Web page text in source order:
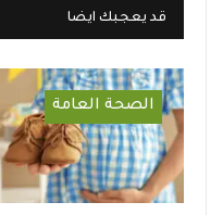
قد يعجبك ايضا
الصحة العامة